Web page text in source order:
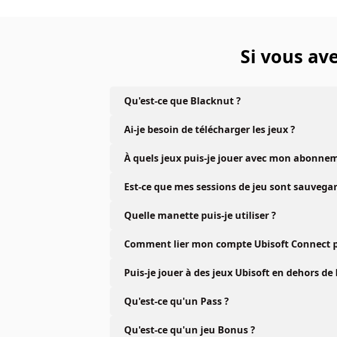
Si vous
Qu'est-ce que Blacknut ?
Ai-je besoin de télécharger les jeux ?
À quels jeux puis-je jouer avec mon
Est-ce que mes sessions de jeu sont
Quelle manette puis-je utiliser ?
Comment lier mon compte Ubisoft Connect
Puis-je jouer à des jeux Ubisoft en dehors
Qu'est-ce qu'un Pass ?
Qu'est-ce qu'un jeu Bonus ?